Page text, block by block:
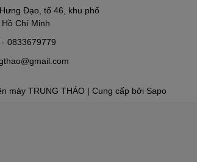
cao cấp giúp máy có độ bền cao.
cường lực độ dày 3,2mm thu nhiệt tốt hiệu
Đạo, tổ 46, khu phố
Chí Minh
- 0833679779
máy TRUNG THẢO | Cung cấp bởi Sapo